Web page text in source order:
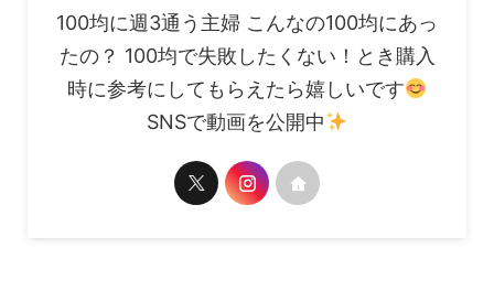
100均に週3通う主婦 こんなの100均にあっ
たの？ 100均で失敗したくない！とき購入
時に参考にしてもらえたら嬉しいです
SNSで動画を公開中